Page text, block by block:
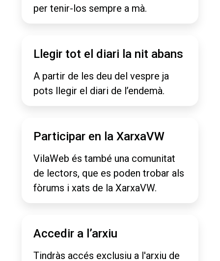
per tenir-los sempre a mà.
Llegir tot el diari la nit abans
A partir de les deu del vespre ja
pots llegir el diari de l’endemà.
Participar en la XarxaVW
VilaWeb és també una comunitat
de lectors, que es poden trobar als
fòrums i xats de la XarxaVW.
Accedir a l’arxiu
Tindràs accés exclusiu a l'arxiu de